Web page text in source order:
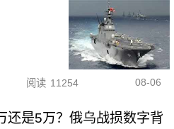
阅读 11254 08-06
还是5万？俄乌战损数字背